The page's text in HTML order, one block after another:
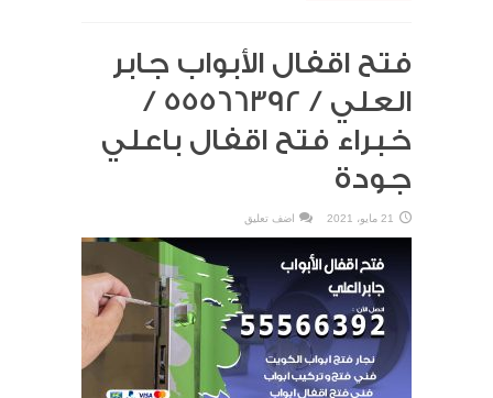
فتح اقفال الأبواب جابر
العلي / 55566392 /
خبراء فتح اقفال باعلي
جودة
21 مايو، 2021 اضف تعليق